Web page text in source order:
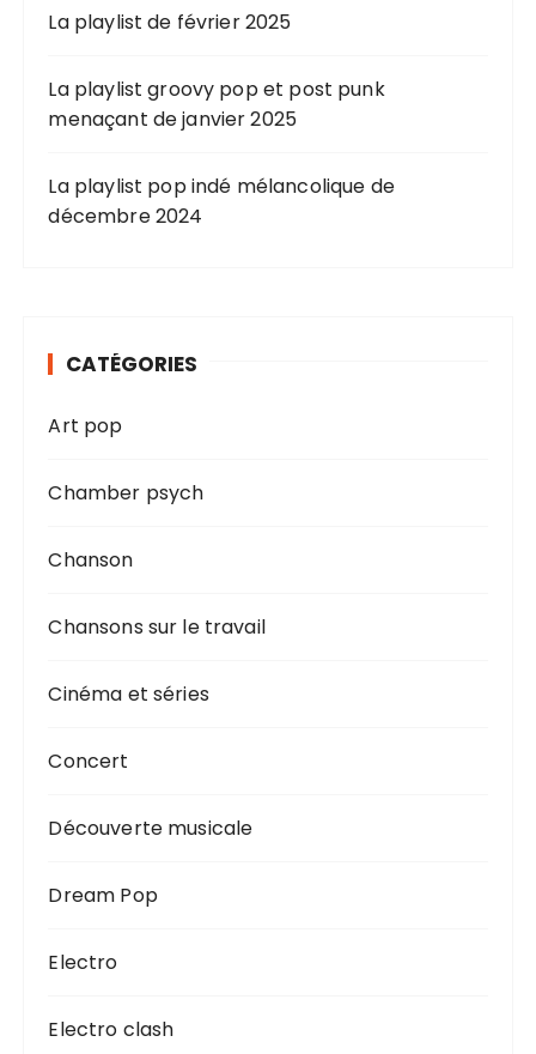
La playlist de février 2025
La playlist groovy pop et post punk
menaçant de janvier 2025
La playlist pop indé mélancolique de
décembre 2024
CATÉGORIES
Art pop
Chamber psych
Chanson
Chansons sur le travail
Cinéma et séries
Concert
Découverte musicale
Dream Pop
Electro
Electro clash